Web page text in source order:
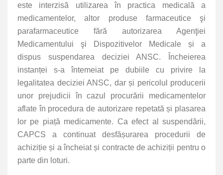
este interzisă utilizarea în practica medicală a
medicamentelor, altor produse farmaceutice şi
parafarmaceutice fără autorizarea Agenţiei
Medicamentului şi Dispozitivelor Medicale și a
dispus suspendarea deciziei ANSC. Încheierea
instanței s-a întemeiat pe dubiile cu privire la
legalitatea deciziei ANSC, dar și pericolul producerii
unor prejudicii în cazul procurării medicamentelor
aflate în procedura de autorizare repetată și plasarea
lor pe piață medicamente. Ca efect al suspendării,
CAPCS a continuat desfășurarea procedurii de
achiziție și a încheiat și contracte de achiziții pentru o
parte din loturi.